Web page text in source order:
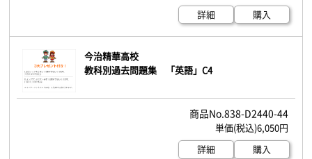
詳細
購入
今治精華高校
教科別過去問題集 「英語」C4
838-D2440-44
6,050円
詳細
購入